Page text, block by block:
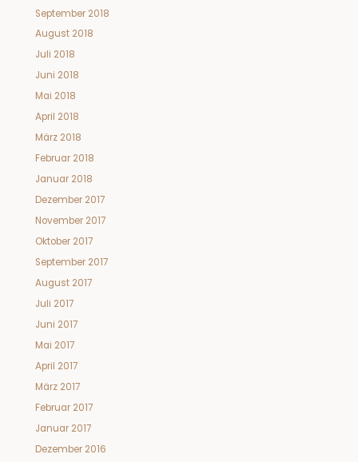
September 2018
August 2018
Juli 2018
Juni 2018
Mai 2018
April 2018
März 2018
Februar 2018
Januar 2018
Dezember 2017
November 2017
Oktober 2017
September 2017
August 2017
Juli 2017
Juni 2017
Mai 2017
April 2017
März 2017
Februar 2017
Januar 2017
Dezember 2016